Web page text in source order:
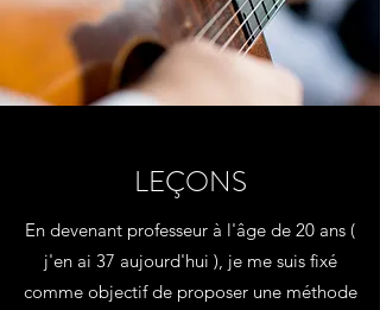
LEÇONS
En devenant professeur à l'âge de 20 ans (
j'en ai 37 aujourd'hui ), je me suis fixé
comme objectif de proposer une méthode